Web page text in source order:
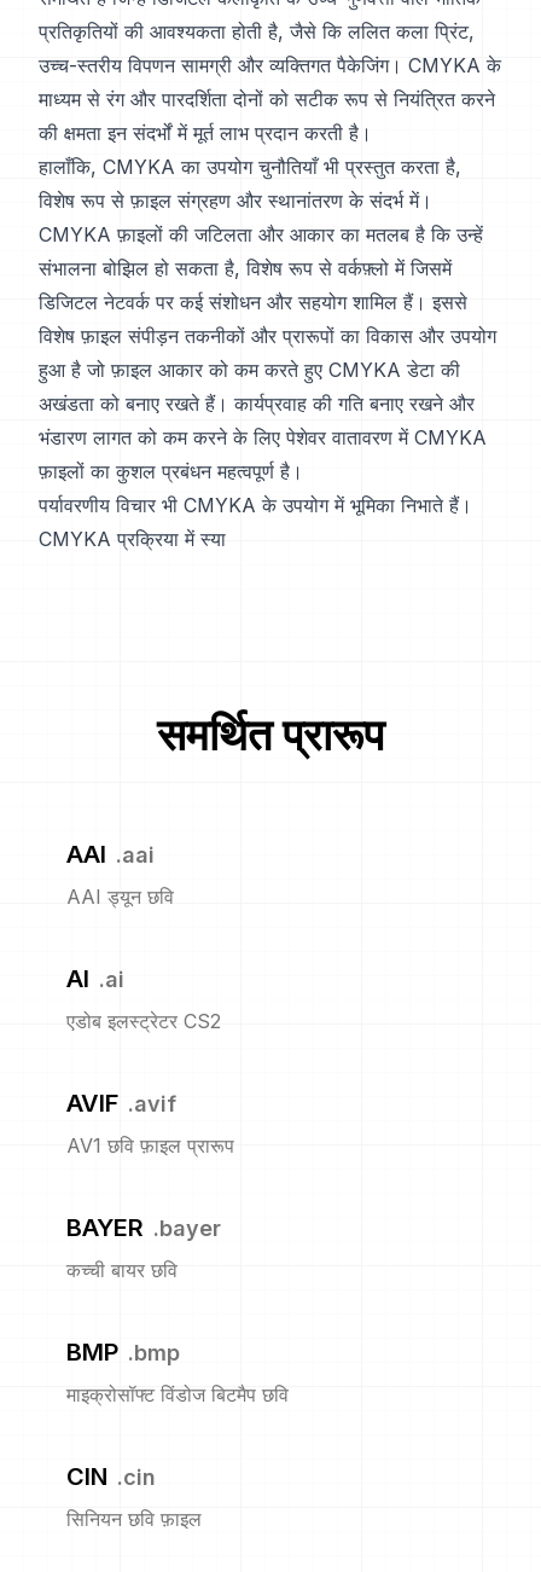
प्रतिकृतियों की आवश्यकता होती है, जैसे कि ललित कला प्रिंट,
उच्च-स्तरीय विपणन सामग्री और व्यक्तिगत पैकेजिंग। CMYKA के
माध्यम से रंग और पारदर्शिता दोनों को सटीक रूप से नियंत्रित करने
की क्षमता इन संदर्भों में मूर्त लाभ प्रदान करती है।
हालाँकि, CMYKA का उपयोग चुनौतियाँ भी प्रस्तुत करता है,
विशेष रूप से फ़ाइल संग्रहण और स्थानांतरण के संदर्भ में।
CMYKA फ़ाइलों की जटिलता और आकार का मतलब है कि उन्हें
संभालना बोझिल हो सकता है, विशेष रूप से वर्कफ़्लो में जिसमें
डिजिटल नेटवर्क पर कई संशोधन और सहयोग शामिल हैं। इससे
विशेष फ़ाइल संपीड़न तकनीकों और प्रारूपों का विकास और उपयोग
हुआ है जो फ़ाइल आकार को कम करते हुए CMYKA डेटा की
अखंडता को बनाए रखते हैं। कार्यप्रवाह की गति बनाए रखने और
भंडारण लागत को कम करने के लिए पेशेवर वातावरण में CMYKA
फ़ाइलों का कुशल प्रबंधन महत्वपूर्ण है।
पर्यावरणीय विचार भी CMYKA के उपयोग में भूमिका निभाते हैं।
CMYKA प्रक्रिया में स्या
समर्थित प्रारूप
AAI .aai
AAI ड्यून छवि
AI .ai
एडोब इलस्ट्रेटर CS2
AVIF .avif
AV1 छवि फ़ाइल प्रारूप
BAYER .bayer
कच्ची बायर छवि
BMP .bmp
माइक्रोसॉफ्ट विंडोज बिटमैप छवि
CIN .cin
सिनियन छवि फ़ाइल